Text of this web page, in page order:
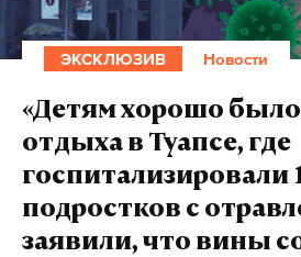
ЭКСКЛЮЗИВ Новости
«Детям хорошо
отдыха в Туапсе, где
госпитализировали
подростков с
заявили, что вины